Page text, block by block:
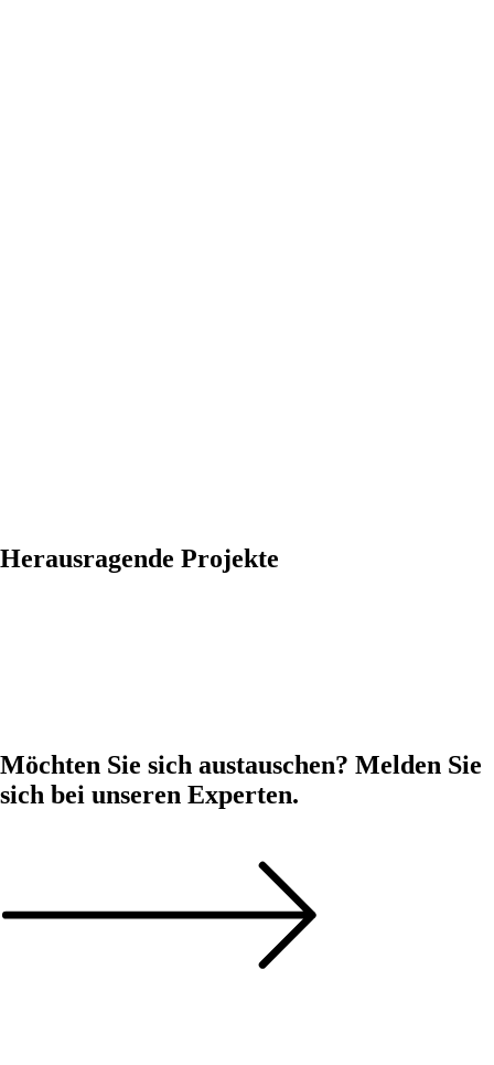
Herausragende Projekte
Möchten Sie sich austauschen? Melden Sie
sich bei unseren Experten.